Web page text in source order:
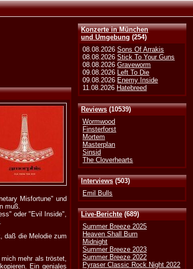
Konzerte in München
und Umgebung (254)
08.08.2026Sons Of Arrakis
08.08.2026Stick To Your Guns
08.08.2026Graveworm
09.08.2026 Left To Die
09.08.2026 Enemy Inside
11.08.2026 Hatebreed
Reviews(10539)
Wormwood
Finsterforst
Mortem
Masterplan
Sinsid
The Cloverhearts
Interviews(503)
Emil Bulls
Live-Berichte(689)
Summer Breeze 2025
Heaven Shall Burn
Midnight
Summer Breeze 2023
Summer Breeze 2022
Pyraser Classic Rock Night 2022
Misfortune" und
muß.
oder "Evil Inside",
daß die Melodie zum
mehr als tröstet,
Ein geniales